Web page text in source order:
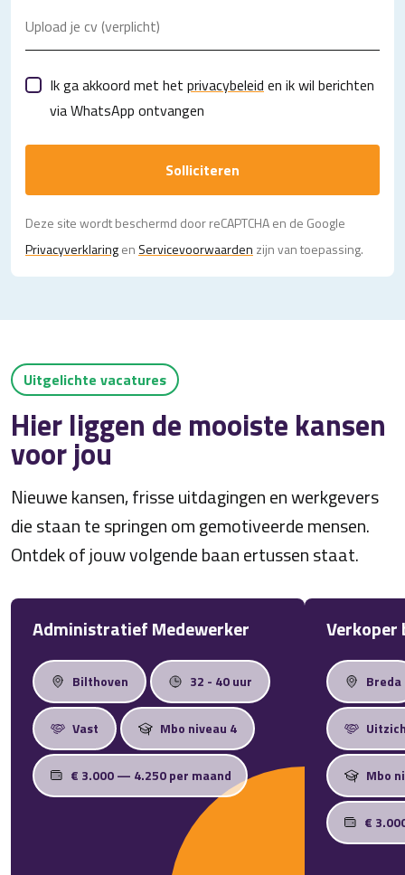
Upload je cv (verplicht)
Ik ga akkoord met het privacybeleid en ik wil berichten
via WhatsApp ontvangen
Solliciteren
Deze site wordt beschermd door reCAPTCHA en de Google
Privacy­verklaringen Servicevoorwaarden zijn van toepassing.
Uitgelichte vacatures
Hier liggen de mooiste kansen
voor jou
Nieuwe kansen, frisse uitdagingen en werkgevers
die staan te springen om gemotiveerde mensen.
Ontdek of jouw volgende baan ertussen staat.
Administratief Medewerker
Bilthoven 32 - 40 uur
Vast Mbo niveau 4
€ 3.000 — 4.250 per maand
Breda
Mbo
€